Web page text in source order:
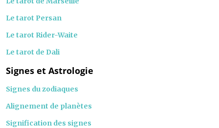
Le tarot Persan
Le tarot Rider-Waite
Le tarot de Dali
Signes et Astrologie
Signes du zodiaques
Alignement de planètes
Signification des signes